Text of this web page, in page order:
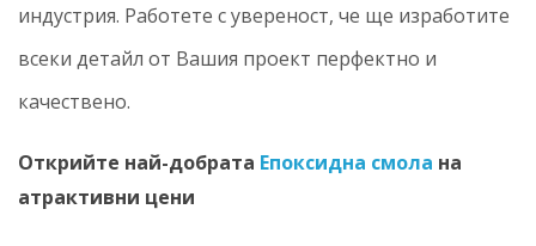
индустрия. Работете с увереност, че ще изработите
всеки детайл от Вашия проект перфектно и
качествено.
Открийте най-добрата Епоксидна смола на
атрактивни цени